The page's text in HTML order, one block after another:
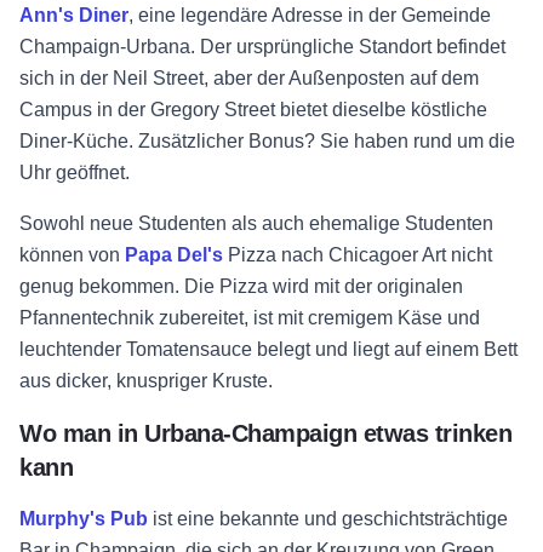
Ann's Diner, eine legendäre Adresse in der Gemeinde
Champaign-Urbana. Der ursprüngliche Standort befindet
sich in der Neil Street, aber der Außenposten auf dem
Campus in der Gregory Street bietet dieselbe köstliche
Diner-Küche. Zusätzlicher Bonus? Sie haben rund um die
Uhr geöffnet.
Sowohl neue Studenten als auch ehemalige Studenten
können von Papa Del's Pizza nach Chicagoer Art nicht
genug bekommen. Die Pizza wird mit der originalen
Pfannentechnik zubereitet, ist mit cremigem Käse und
leuchtender Tomatensauce belegt und liegt auf einem Bett
aus dicker, knuspriger Kruste.
Wo man in Urbana-Champaign etwas trinken
kann
Murphy's Pub ist eine bekannte und geschichtsträchtige